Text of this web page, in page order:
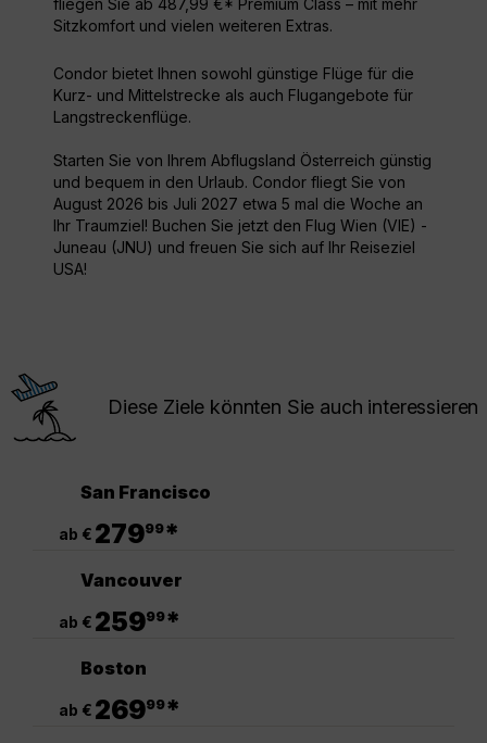
fliegen Sie ab 487,99 €* Premium Class – mit mehr
Sitzkomfort und vielen weiteren Extras.
Condor bietet Ihnen sowohl günstige Flüge für die
Kurz- und Mittelstrecke als auch Flugangebote für
Langstreckenflüge.
Starten Sie von Ihrem Abflugsland Österreich günstig
und bequem in den Urlaub. Condor fliegt Sie von
August 2026 bis Juli 2027 etwa 5 mal die Woche an
Ihr Traumziel! Buchen Sie jetzt den Flug Wien (VIE) -
Juneau (JNU) und freuen Sie sich auf Ihr Reiseziel
USA!
Diese Ziele könnten Sie auch interessieren
San Francisco
ab € 27999*
Vancouver
ab € 25999*
Boston
ab € 26999*